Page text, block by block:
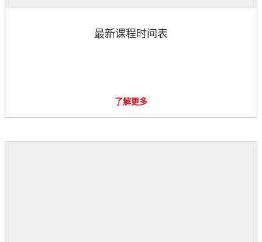
最新课程时间表
了解更多